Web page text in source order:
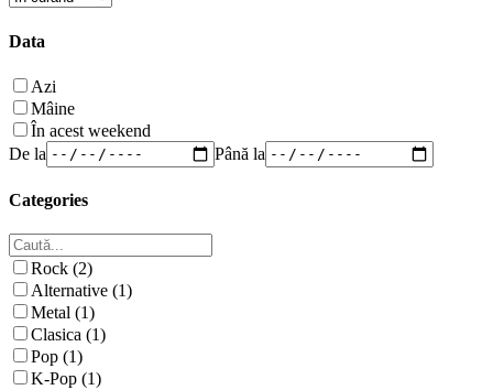
Data
Azi
Mâine
În acest weekend
De la
Până la
Categories
Rock (2)
Alternative (1)
Metal (1)
Clasica (1)
Pop (1)
K-Pop (1)